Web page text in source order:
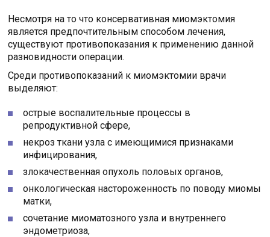
Несмотря на то что консервативная миомэктомия
является предпочтительным способом лечения,
существуют противопоказания к применению данной
разновидности операции.
Среди противопоказаний к миомэктомии врачи
выделяют:
острые воспалительные процессы в
репродуктивной сфере,
некроз ткани узла с имеющимися признаками
инфицирования,
злокачественная опухоль половых органов,
онкологическая настороженность по поводу миомы
матки,
сочетание миоматозного узла и внутреннего
эндометриоза,